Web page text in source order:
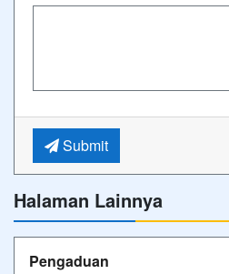
Submit
Halaman Lainnya
Pengaduan